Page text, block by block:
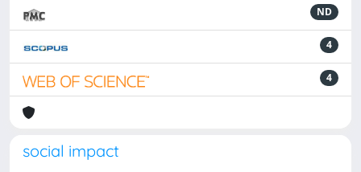
ND
4
4
social impact